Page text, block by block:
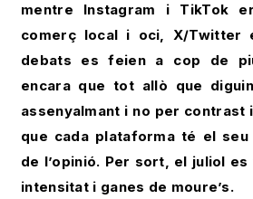
mentre Instagram i TikTok
comerç local i oci, X/Twitter
debats es feien a cop de
encara que tot allò que
assenyalmant i no per contrast
que cada plataforma té el
de l’opinió. Per sort, el juliol es
intensitat i ganes de moure’s.